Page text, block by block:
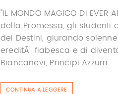
"IL MONDO MAGICO DI EVER
della Promessa, gli studenti
dei Destini, giurando
ereditÃ fiabesca e di
Biancanevi, Principi Azzurri ...
CONTINUA A LEGGERE